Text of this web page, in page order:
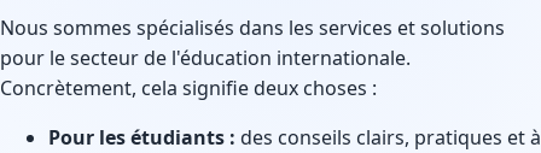
Nous sommes spécialisés dans les services et solutions
pour le secteur de l'éducation internationale.
Concrètement, cela signifie deux choses :
Pour les étudiants : des conseils clairs, pratiques et à